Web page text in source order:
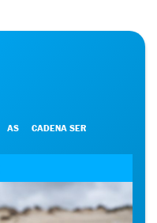
AS CADENA SER